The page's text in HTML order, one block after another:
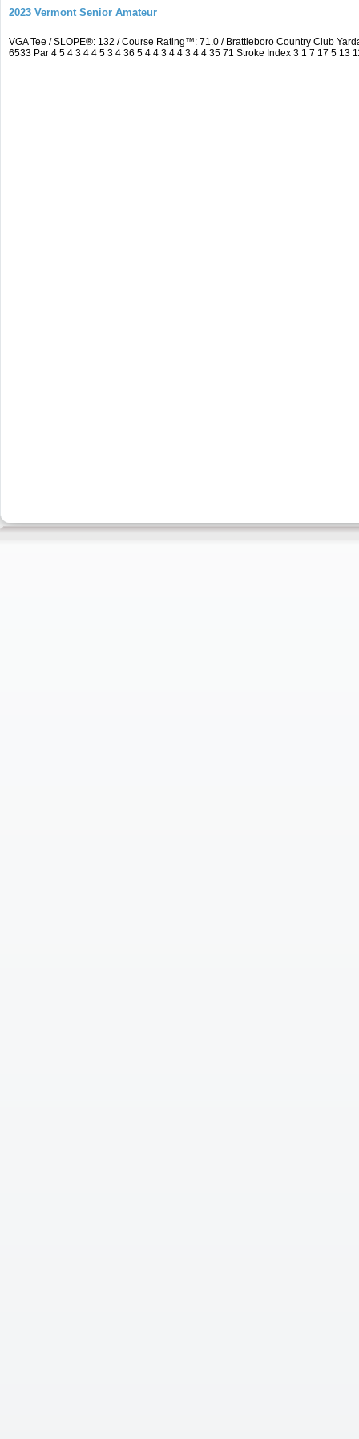
2023 Vermont Senior Amateur
VGA Tee / SLOPE®: 132 / Course Rating™: 71.0 / Brattleboro Country Club
6533 Par 4 5 4 3 4 4 5 3 4 36 5 4 4 3 4 4 3 4 4 35 71 Stroke Index 3 1 7 17 5 13